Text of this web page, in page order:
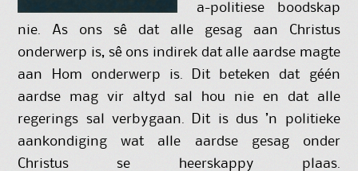
a-politiese boodskap
nie. As ons sê dat alle gesag aan Christus
onderwerp is, sê ons indirek dat alle aardse magte
aan Hom onderwerp is. Dit beteken dat géén
aardse mag vir altyd sal hou nie en dat alle
regerings sal verbygaan. Dit is dus ’n politieke
aankondiging wat alle aardse gesag onder
Christus se heerskappy plaas.